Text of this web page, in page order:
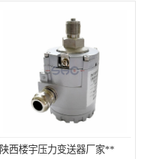
陕西楼宇压力变送器厂家**